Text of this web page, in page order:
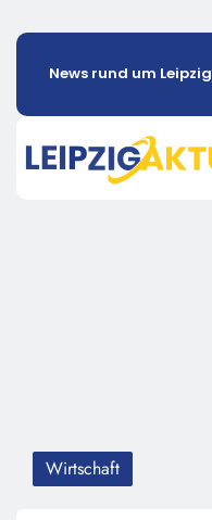
News rund um Leipzig
Wirtschaft